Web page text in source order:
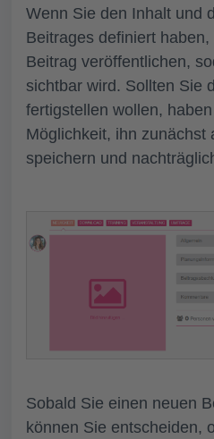
Wenn Sie den Inhalt und
Beitrages definiert
Beitrag veröffentlichen,
sichtbar wird. Sollten Sie
fertigstellen wollen,
Möglichkeit, ihn zunächst
speichern und
Sobald Sie einen neuen
können Sie entscheiden,